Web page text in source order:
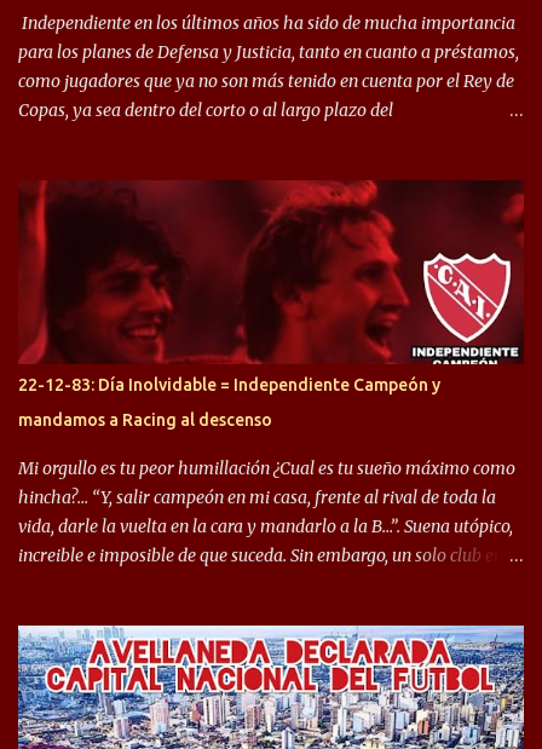
Independiente en los últimos años ha sido de mucha importancia
para los planes de Defensa y Justicia, tanto en cuanto a préstamos,
como jugadores que ya no son más tenido en cuenta por el Rey de
Copas, ya sea dentro del corto o al largo plazo del
Halcón de Varela, como lo es Brian Romero, quien paso a
préstamo allí durante el último mercado de pases y ha rendido de
gran manera, convirtiendo goles importantes, sobre todo en la
copa sudamericana. Pero no sucedió lo mismo en cuanto al
rendimiento que ha producido en el Rojo. Pasando a jugadores que
jugaron en Defensa y ahora están en el rojo, tenemos a la dupla
Gastón Togni y Domingo Blanco, donde ambos explotaron
futbolísticamente hablando en el equipo de Varela, donde, por
ejemplo, el caso de Mingo llego a ser tenido en cuenta para el
Seleccionado Argentino, rendimiento que aún no ha logrado
mostrar en Independiente. En e...
22-12-83: Día Inolvidable = Independiente Campeón y
mandamos a Racing al descenso
Mi orgullo es tu peor humillación ¿Cual es tu sueño máximo como
hincha?… “Y, salir campeón en mi casa, frente al rival de toda la
vida, darle la vuelta en la cara y mandarlo a la B…”. Suena utópico,
increible e imposible de que suceda. Sin embargo, un solo club en el
campeonato del '83 año consagratorio para el Rojo y, por el otro, el
haber mandado al descenso a su eterno rival. 22 de diciembre de
1983 es una fecha que pocos hinchas de Independiente pueden
dejar en el olvido. Es que ese día, el "Rojo" derrotó a Racing por 2 a